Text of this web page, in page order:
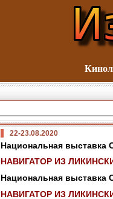
22-23.08.2020
Национальная выставка
НАВИГАТОР ИЗ
Национальная выставка
НАВИГАТОР ИЗ